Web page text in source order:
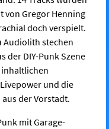
von Gregor Henning
doch verspielt.
Audiolith stechen
der DIY-Punk Szene
und die
der Vorstadt.
mit Garage-